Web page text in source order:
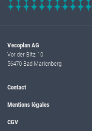
Vecoplan AG
Vor der Bitz 10
56470 Bad Marienberg
Contact
Mentions légales
CGV